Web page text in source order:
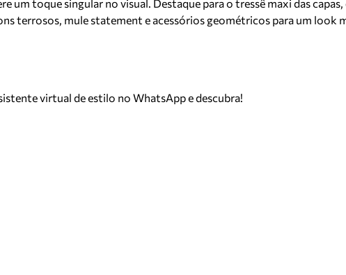
um toque singular no visual. Destaque para o tressê maxi das
terrosos, mule statement e acessórios geométricos para um look
virtual de estilo no WhatsApp e descubra!